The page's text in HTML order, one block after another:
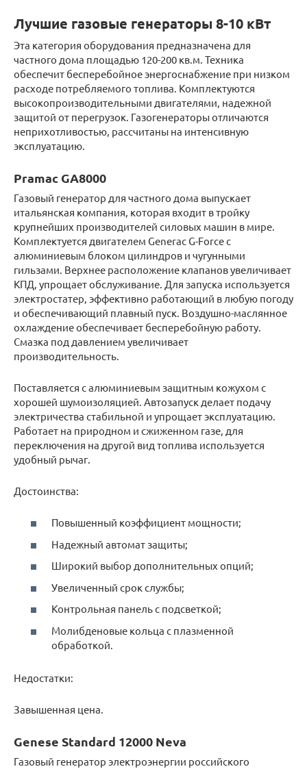
Лучшие газовые генераторы 8-10 кВт
Эта категория оборудования предназначена для
частного дома площадью 120-200 кв.м. Техника
обеспечит бесперебойное энергоснабжение при низком
расходе потребляемого топлива. Комплектуются
высокопроизводительными двигателями, надежной
защитой от перегрузок. Газогенераторы отличаются
неприхотливостью, рассчитаны на интенсивную
эксплуатацию.
Pramac GA8000
Газовый генератор для частного дома выпускает
итальянская компания, которая входит в тройку
крупнейших производителей силовых машин в мире.
Комплектуется двигателем Generac G-Force с
алюминиевым блоком цилиндров и чугунными
гильзами. Верхнее расположение клапанов увеличивает
КПД, упрощает обслуживание. Для запуска используется
электростатер, эффективно работающий в любую погоду
и обеспечивающий плавный пуск. Воздушно-маслянное
охлаждение обеспечивает бесперебойную работу.
Смазка под давлением увеличивает
производительность.
Поставляется с алюминиевым защитным кожухом с
хорошей шумоизоляцией. Автозапуск делает подачу
электричества стабильной и упрощает эксплуатацию.
Работает на природном и сжиженном газе, для
переключения на другой вид топлива используется
удобный рычаг.
Достоинства:
Повышенный коэффициент мощности;
Надежный автомат защиты;
Широкий выбор дополнительных опций;
Увеличенный срок службы;
Контрольная панель с подсветкой;
Молибденовые кольца с плазменной
обработкой.
Недостатки:
Завышенная цена.
Genese Standard 12000 Neva
Газовый генератор электроэнергии российского